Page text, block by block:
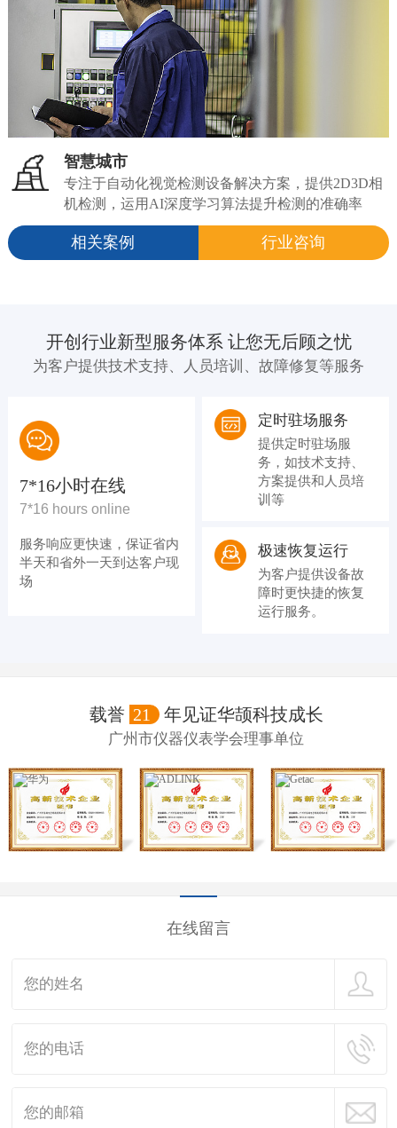
智慧城市
专注于自动化视觉检测设备解决方案，提供2D3D相
机检测，运用AI深度学习算法提升检测的准确率
相关案例 行业咨询
开创行业新型服务体系 让您无后顾之忧
为客户提供技术支持、人员培训、故障修复等服务
7*16小时在线
7*16 hours online
服务响应更快速，保证省内
半天和省外一天到达客户现
场
定时驻场服务
提供定时驻场服
务，如技术支持、
方案提供和人员培
训等
极速恢复运行
为客户提供设备故
障时更快捷的恢复
运行服务。
载誉 21 年见证华颉科技成长
广州市仪器仪表学会理事单位
在线留言